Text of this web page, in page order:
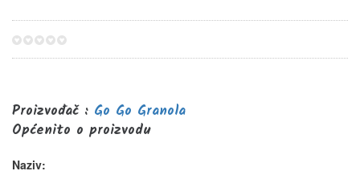
Proizvođač : Go Go Granola
Općenito o proizvodu
Naziv: